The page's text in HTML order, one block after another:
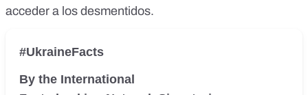
acceder a los desmentidos.
#UkraineFacts
By the International